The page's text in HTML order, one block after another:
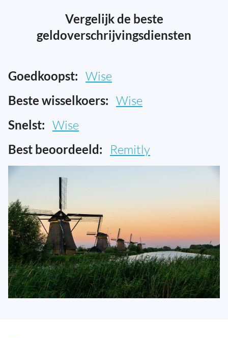
Vergelijk de beste
geldoverschrijvingsdiensten
Goedkoopst: Wise
Beste wisselkoers: Wise
Snelst: Wise
Best beoordeeld: Remitly